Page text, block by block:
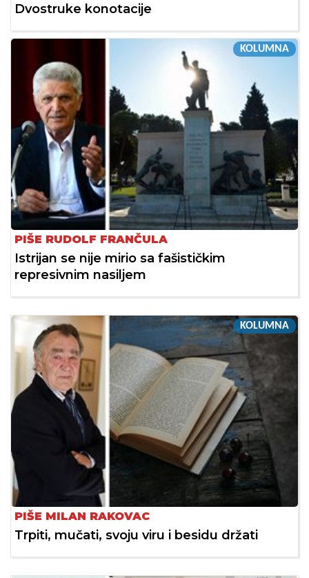
Dvostruke konotacije
KOLUMNA
PIŠE RUDOLF FRANČULA
Istrijan se nije mirio sa fašističkim
represivnim nasiljem
KOLUMNA
PIŠE MILAN RAKOVAC
Trpiti, mučati, svoju viru i besidu držati